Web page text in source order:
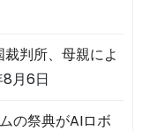
判所、母親によ
月6日
の祭典がAIロボ